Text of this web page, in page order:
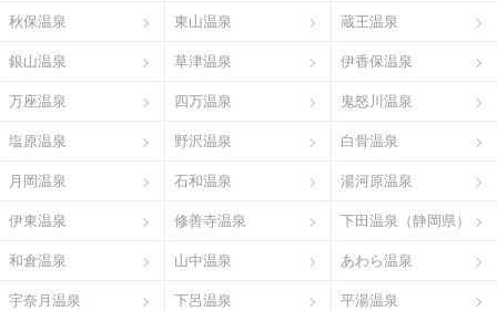
秋保温泉 東山温泉 蔵王温泉
銀山温泉 草津温泉 伊香保温泉
万座温泉 四万温泉 鬼怒川温泉
塩原温泉 野沢温泉 白骨温泉
月岡温泉 石和温泉 湯河原温泉
伊東温泉 修善寺温泉 下田温泉（静岡県）
和倉温泉 山中温泉 あわら温泉
宇奈月温泉 下呂温泉 平湯温泉